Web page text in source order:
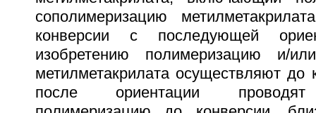
сополимеризацию
конверсии с последующей
изобретению полимеризацию и/
метилметакрилата осуществляют до
после ориентации проводят